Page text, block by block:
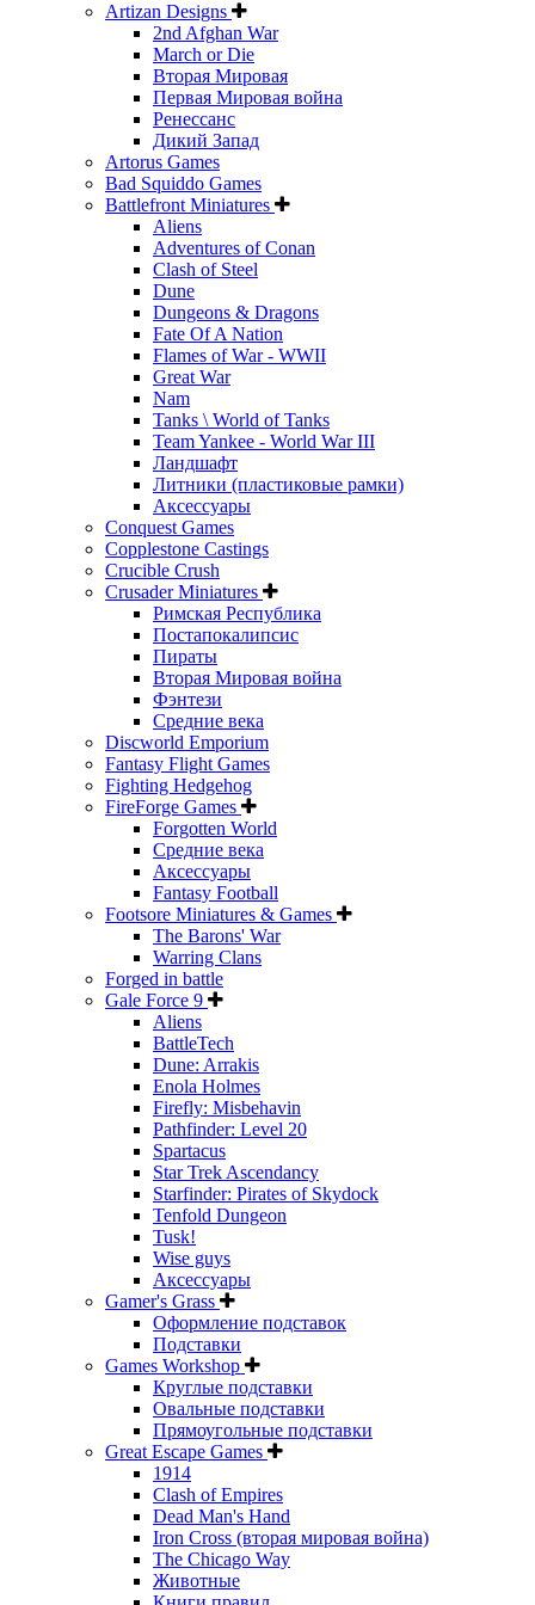
Artizan Designs
2nd Afghan War
March or Die
Вторая Мировая
Первая Мировая война
Ренессанс
Дикий Запад
Artorus Games
Bad Squiddo Games
Battlefront Miniatures
Aliens
Adventures of Conan
Clash of Steel
Dune
Dungeons & Dragons
Fate Of A Nation
Flames of War - WWII
Great War
Nam
Tanks \ World of Tanks
Team Yankee - World War III
Ландшафт
Литники (пластиковые рамки)
Аксессуары
Conquest Games
Copplestone Castings
Crucible Crush
Crusader Miniatures
Римская Республика
Постапокалипсис
Пираты
Вторая Мировая война
Фэнтези
Средние века
Discworld Emporium
Fantasy Flight Games
Fighting Hedgehog
FireForge Games
Forgotten World
Средние века
Аксессуары
Fantasy Football
Footsore Miniatures & Games
The Barons' War
Warring Clans
Forged in battle
Gale Force 9
Aliens
BattleTech
Dune: Arrakis
Enola Holmes
Firefly: Misbehavin
Pathfinder: Level 20
Spartacus
Star Trek Ascendancy
Starfinder: Pirates of Skydock
Tenfold Dungeon
Tusk!
Wise guys
Аксессуары
Gamer's Grass
Оформление подставок
Подставки
Games Workshop
Круглые подставки
Овальные подставки
Прямоугольные подставки
Great Escape Games
1914
Clash of Empires
Dead Man's Hand
Iron Cross (вторая мировая война)
The Chicago Way
Животные